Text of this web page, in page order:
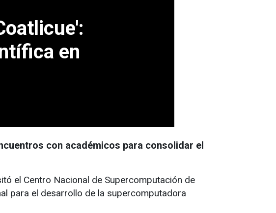
en
con académicos para consolidar el
el Centro Nacional de Supercomputación de
para el desarrollo de la supercomputadora